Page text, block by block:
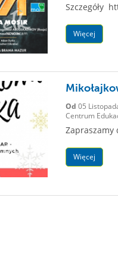
Szczegóły
Więcej
Od 05
Centrum
Zapraszamy
Więcej